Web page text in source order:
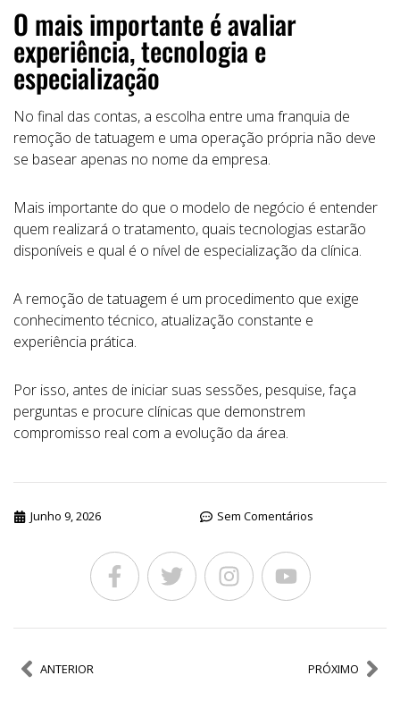
O mais importante é avaliar
experiência, tecnologia e
especialização
No final das contas, a escolha entre uma franquia de
remoção de tatuagem e uma operação própria não deve
se basear apenas no nome da empresa.
Mais importante do que o modelo de negócio é entender
quem realizará o tratamento, quais tecnologias estarão
disponíveis e qual é o nível de especialização da clínica.
A remoção de tatuagem é um procedimento que exige
conhecimento técnico, atualização constante e
experiência prática.
Por isso, antes de iniciar suas sessões, pesquise, faça
perguntas e procure clínicas que demonstrem
compromisso real com a evolução da área.
Junho 9, 2026 Sem Comentários
ANTERIOR PRÓXIMO